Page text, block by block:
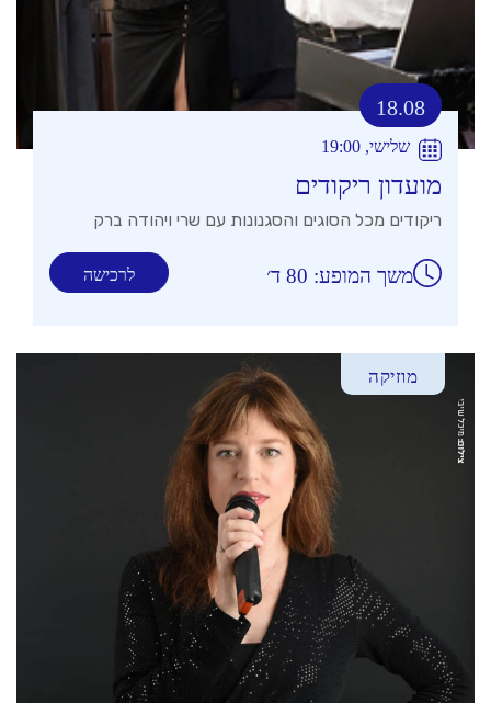
18.08
שלישי, 19:00
מועדון ריקודים
ריקודים מכל הסוגים והסגנונות עם שרי ויהודה ברק
לרכישה משך המופע: 80 ד׳
מוזיקה